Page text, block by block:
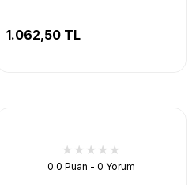
1.062,50 TL
0.0 Puan - 0 Yorum